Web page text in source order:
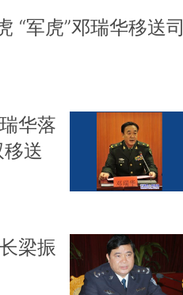
“军虎”邓瑞华移送司
华落
送
梁振